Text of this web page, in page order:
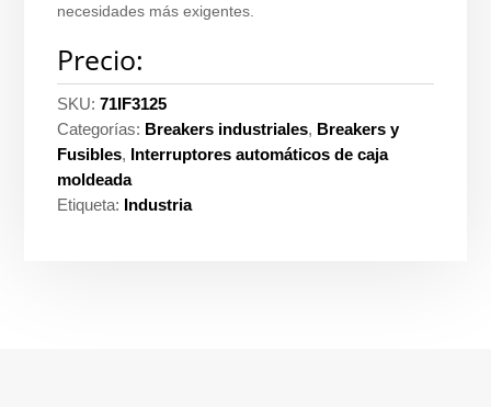
necesidades más exigentes.
Precio:
SKU:71IF3125
Categorías: Breakers industriales, Breakers y
Fusibles, Interruptores automáticos de caja
moldeada
Etiqueta: Industria